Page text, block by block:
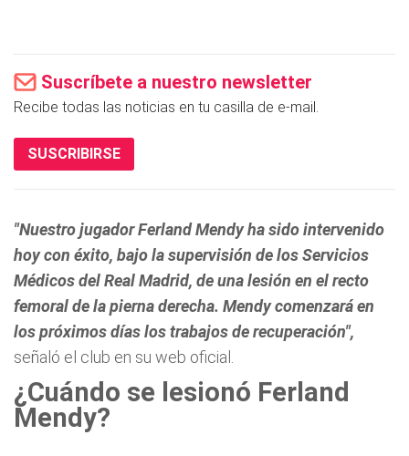
Suscríbete a nuestro newsletter
Recibe todas las noticias en tu casilla de e-mail.
SUSCRIBIRSE
"Nuestro jugador Ferland Mendy ha sido intervenido
hoy con éxito, bajo la supervisión de los Servicios
Médicos del Real Madrid, de una lesión en el recto
femoral de la pierna derecha. Mendy comenzará en
los próximos días los trabajos de recuperación",
señaló el club en su web oficial.
¿Cuándo se lesionó Ferland
Mendy?